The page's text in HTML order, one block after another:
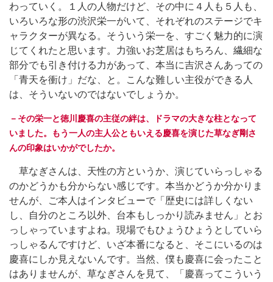
わっていく。１人の人物だけど、その中に４人も５人も、
いろいろな形の渋沢栄一がいて、それぞれのステージでキ
ャラクターが異なる。そういう栄一を、すごく魅力的に演
じてくれたと思います。力強いお芝居はもちろん、繊細な
部分でも引き付ける力があって、本当に吉沢さんあっての
「青天を衝け」だな、と。こんな難しい主役ができる人
は、そういないのではないでしょうか。
－その栄一と徳川慶喜の主従の絆は、ドラマの大きな柱となって
いました。もう一人の主人公ともいえる慶喜を演じた草なぎ剛さ
んの印象はいかがでしたか。
草なぎさんは、天性の方というか、演じていらっしゃる
のかどうかも分からない感じです。本当かどうか分かりま
せんが、ご本人はインタビューで「歴史には詳しくない
し、自分のところ以外、台本もしっかり読みません」とお
っしゃっていますよね。現場でもひょうひょうとしていら
っしゃるんですけど、いざ本番になると、そこにいるのは
慶喜にしか見えないんです。当然、僕も慶喜に会ったこと
はありませんが、草なぎさんを見て、「慶喜ってこういう